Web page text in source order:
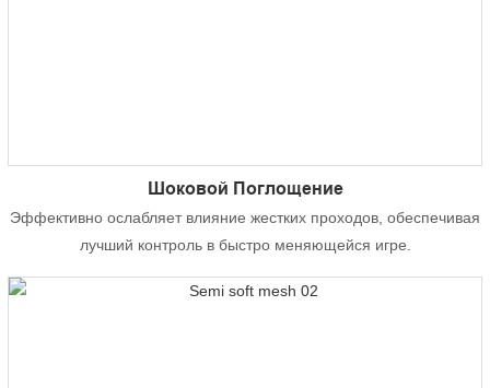
Шоковой Поглощение
Эффективно ослабляет влияние жестких проходов, обеспечивая
лучший контроль в быстро меняющейся игре.